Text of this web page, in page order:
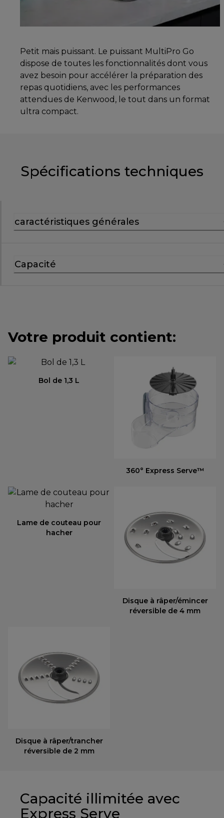
Petit mais puissant. Le puissant MultiPro Go
dispose de toutes les fonctionnalités dont vous
avez besoin pour accélérer la préparation des
repas quotidiens, avec les performances
attendues de Kenwood, le tout dans un format
ultra compact.
Spécifications techniques
caractéristiques générales
Capacité
Votre produit contient:
Bol de 1,3 L
360° Express Serve™
Lame de couteau pour
hacher
Disque à râper/émincer
réversible de 4 mm
Disque à râper/trancher
réversible de 2 mm
Capacité illimitée avec
Express Serve